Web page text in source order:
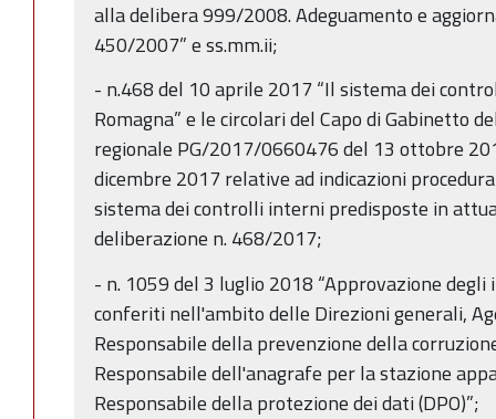
alla delibera 999/2008. Adeguamento e
450/2007” e ss.mm.ii;
- n.468 del 10 aprile 2017 “Il sistema dei
Romagna” e le circolari del Capo di Gabinetto
regionale PG/2017/0660476 del 13 ottobre
dicembre 2017 relative ad indicazioni
sistema dei controlli interni predisposte in
deliberazione n. 468/2017;
- n. 1059 del 3 luglio 2018 “Approvazione
conferiti nell'ambito delle Direzioni generali,
Responsabile della prevenzione della
Responsabile dell'anagrafe per la stazione
Responsabile della protezione dei dati (DPO)”;